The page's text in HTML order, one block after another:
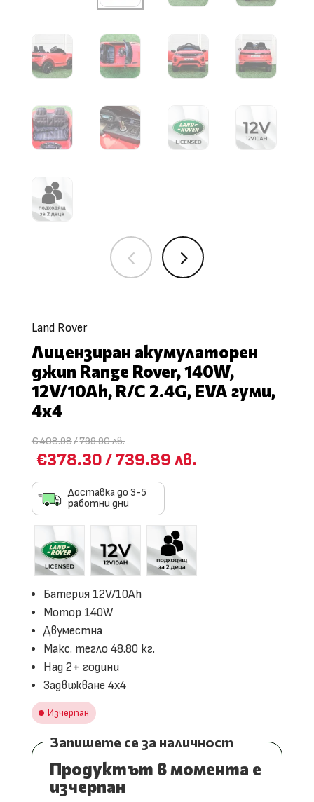
4 5
Land Rover
Лицензиран акумулаторен
джип Range Rover, 140W,
12V/10Ah, R/C 2.4G, EVA гуми,
4х4
€408.98/799.90 лв.
€378.30/739.89 лв.
Доставка до 3-5
работни дни
Батерия 12V/10Ah
Мотор 140W
Двуместна
Макс. тегло 48.80 кг.
Над 2+ години
Задвижване 4х4
Изчерпан
Запишете се за наличност
Продуктът в момента е
изчерпан